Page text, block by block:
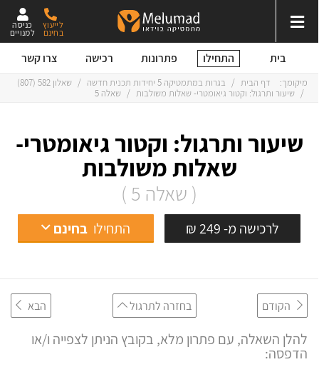
כניסה
למנויים
לייעוץ
בחינם
בית התחילו פתרונות רכישה צרו קשר
שיעור ותרגול: וקטור גיאומטרי-
שאלות משולבות
( שאלה 5 )
לרכישה מ- 249 ₪ התחילו בחינם
מיקומך: דף הבית / בגרות במתמטיקה 5 יחידות תכנית חדשה / שאלון 582 (807)
/ שיעור ותרגול: וקטור גיאומטרי- שאלות משולבות / שאלה 5
הקודם בחזרה לתרגול הבא
להלן השאלה, עם פתרון מלא, בקובץ הניתן לצפייה ו/או
הדפסה: